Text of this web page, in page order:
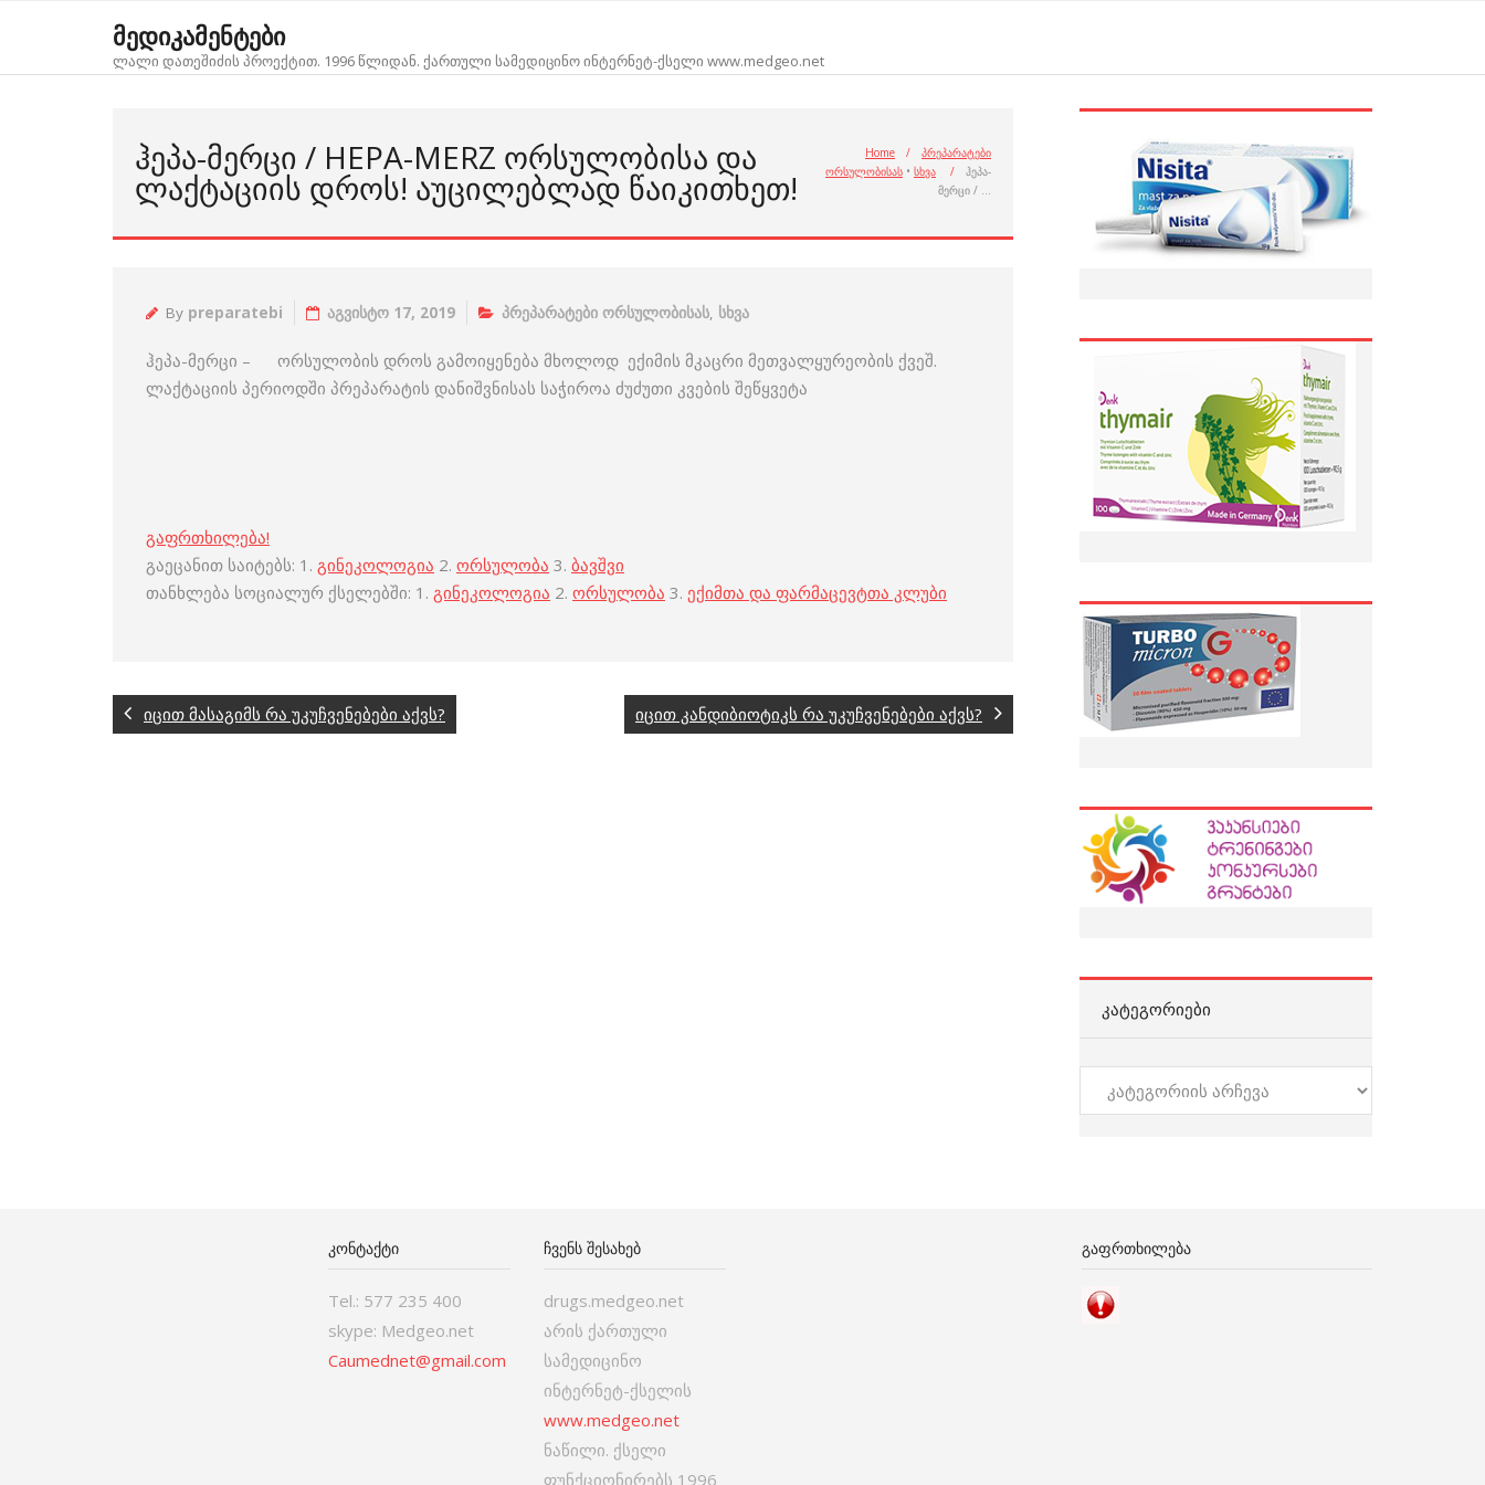
მედიკამენტები
ლალი დათეშიძის პროექტით. 1996 წლიდან. ქართული სამედიცინო ინტერნეტ-ქსელი www.medgeo.net
ᲰᲔᲞᲐ-ᲛᲔᲠᲪᲘ / HEPA-MERZ ᲝᲠᲡᲣᲚᲝᲑᲘᲡᲐ ᲓᲐ
ᲚᲐᲥᲢᲐᲪᲘᲘᲡ ᲓᲠᲝᲡ! ᲐᲣᲪᲘᲚᲔᲑᲚᲐᲓ ᲬᲐᲘᲙᲘᲗᲮᲔᲗ!
Home /
პრეპარატები
ორსულობისას • სხვა /
ჰეპა-
მერცი / …
By preparatebi აგვისტო 17, 2019 პრეპარატები ორსულობისას, სხვა
ჰეპა-მერცი – ორსულობის დროს გამოიყენება მხოლოდ ექიმის მკაცრი მეთვალყურეობის ქვეშ.
ლაქტაციის პერიოდში პრეპარატის დანიშვნისას საჭიროა ძუძუთი კვების შეწყვეტა
გაფრთხილება!
გაეცანით საიტებს: 1. გინეკოლოგია 2. ორსულობა 3. ბავშვი
თანხლება სოციალურ ქსელებში: 1. გინეკოლოგია 2. ორსულობა 3. ექიმთა და ფარმაცევტთა კლუბი
იცით მასაგიმს რა უკუჩვენებები აქვს? იცით კანდიბიოტიკს რა უკუჩვენებები აქვს?
ᲙᲐᲢᲔᲒᲝᲠᲘᲔᲑᲘ
კატეგორიები
ᲙᲝᲜᲢᲐᲥᲢᲘ
Tel.: 577 235 400
skype: Medgeo.net
Caumednet@gmail.com
ᲩᲕᲔᲜᲡ ᲨᲔᲡᲐᲮᲔᲑ
drugs.medgeo.net
არის ქართული
სამედიცინო
ინტერნეტ-ქსელის
www.medgeo.net
ნაწილი. ქსელი
ფუნქციონირებს 1996
ᲒᲐᲤᲠᲗᲮᲘᲚᲔᲑᲐ